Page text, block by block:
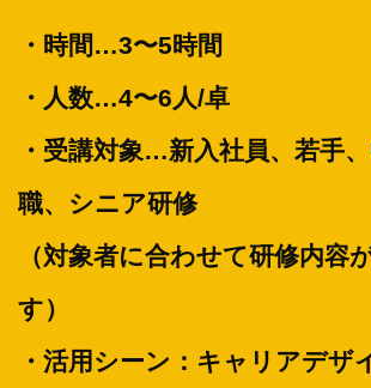
・時間…3〜5時間
・人数…4〜6人/卓
・受講対象…新入社員、若手
職、シニア研修
（対象者に合わせて研修内容
す）
・活用シーン：キャリアデザ